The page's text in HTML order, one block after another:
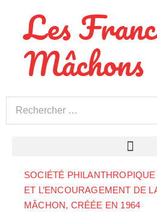
Les
Mâchons
SOCIÉTÉ
ET L’ENCOURAGEMENT DE
MÂCHON, CRÉÉE EN 1964